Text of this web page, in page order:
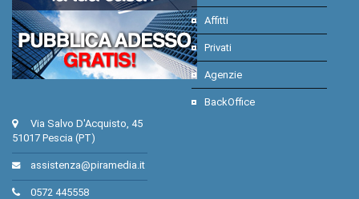
Via Salvo D'Acquisto, 45
51017 Pescia (PT)
assistenza@piramedia.it
0572 445558
Affitti
Privati
Agenzie
BackOffice